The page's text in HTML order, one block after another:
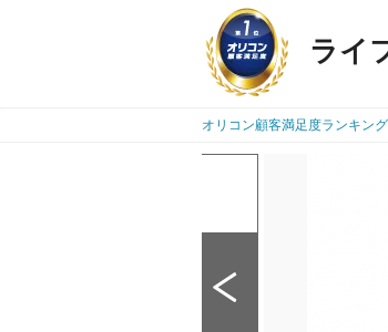
ライ
オリコン顧客満足度ランキング